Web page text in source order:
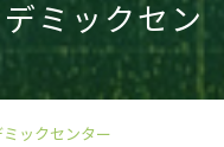
ミックセン
ックセンター